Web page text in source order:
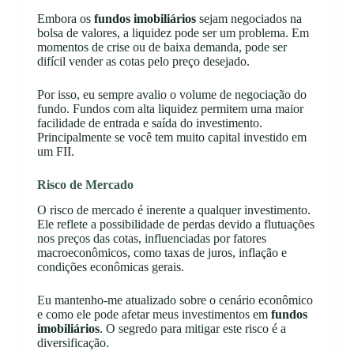
Embora os fundos imobiliáriossejam negociados na
bolsa de valores, a liquidez pode ser um problema. Em
momentos de crise ou de baixa demanda, pode ser
difícil vender as cotas pelo preço desejado.
Por isso, eu sempre avalio o volume de negociação do
fundo. Fundos com alta liquidez permitem uma maior
facilidade de entrada e saída do investimento.
Principalmente se você tem muito capital investido em
um FII.
Risco de Mercado
O risco de mercado é inerente a qualquer investimento.
Ele reflete a possibilidade de perdas devido a flutuações
nos preços das cotas, influenciadas por fatores
macroeconômicos, como taxas de juros, inflação e
condições econômicas gerais.
Eu mantenho-me atualizado sobre o cenário econômico
e como ele pode afetar meus investimentos em fundos
imobiliários. O segredo para mitigar este risco é a
diversificação.